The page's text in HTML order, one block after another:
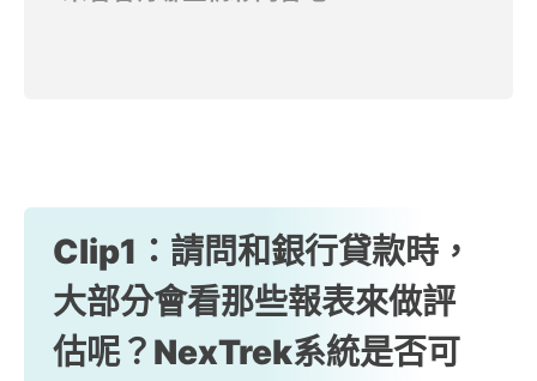
Clip1：請問和銀行貸款時，
大部分會看那些報表來做評
估呢？NexTrek系統是否可